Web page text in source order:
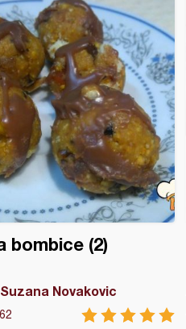
bombice (2)
Suzana Novakovic